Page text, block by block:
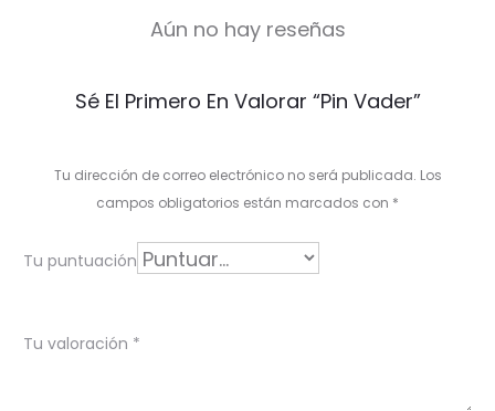
r
i
Aún no hay reseñas
Sé El Primero En Valorar “Pin Vader”
Tu dirección de correo electrónico no será publicada. Los
campos obligatorios están marcados con *
Tu puntuación
Tu valoración *